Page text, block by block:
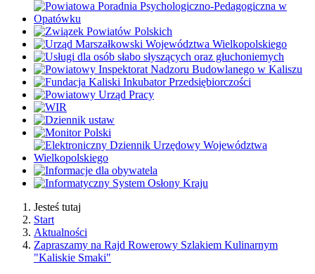
Jesteś tutaj
Start
Aktualności
Zapraszamy na Rajd Rowerowy Szlakiem Kulinarnym
"Kaliskie Smaki"